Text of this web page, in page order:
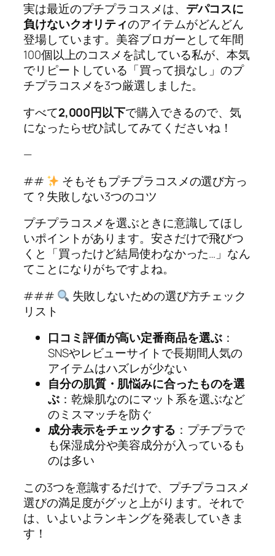
実は最近のプチプラコスメは、 デパコスに
負けないクオリティのアイテムがどんどん
登場しています。美容ブロガーとして年間
100個以上のコスメを試している私が、本気
でリピートしている「買って損なし」のプ
チプラコスメを3つ厳選しました。
すべて2,000円以下で購入できるので、気
になったらぜひ試してみてくださいね！
—
##
そもそもプチプラコスメの選び方っ
て？失敗しない3つのコツ
プチプラコスメを選ぶときに意識してほし
いポイントがあります。安さだけで飛びつ
くと「買ったけど結局使わなかった…」なん
てことになりがちですよね。
###
失敗しないための選び方チェック
リスト
口コミ評価が高い定番商品を選ぶ：
SNSやレビューサイトで長期間人気の
アイテムはハズレが少ない
自分の肌質・肌悩みに合ったものを選
ぶ：乾燥肌なのにマット系を選ぶなど
のミスマッチを防ぐ
成分表示をチェックする ：プチプラで
も保湿成分や美容成分が入っているも
のは多い
この3つを意識するだけで、プチプラコスメ
選びの満足度がグッと上がります。それで
は、いよいよランキングを発表していきま
す！